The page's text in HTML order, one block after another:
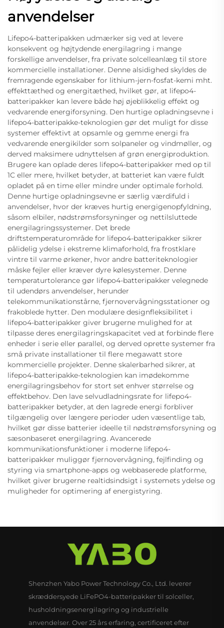
anvendelser
Lifepo4-batteripakken udmærker sig ved at levere
konsekvent og højtydende energilagring i mange
forskellige anvendelser, fra private solcelleanlæg til store
kommercielle installationer. Denne alsidighed skyldes de
fremragende egenskaber for lithium-jern-fosfat-kemi mht.
effekttæthed og energitæthed, hvilket gør, at lifepo4-
batteripakker kan levere både høj øjeblikkelig effekt og
vedvarende energiforsyning. Den hurtige opladningsevne i
lifepo4-batteripakke-teknologien gør det muligt for disse
systemer effektivt at opsamle og gemme energi fra
vedvarende energikilder som solpaneler og vindmøller, og
derved maksimere udnyttelsen af grøn energiproduktion.
Brugere kan oplade deres lifepo4-batteripakker med op til
1C eller mere, hvilket betyder, at batteriet kan være fuldt
opladet på en time eller mindre under optimale forhold.
Denne hurtige opladningsevne er særlig værdifuld i
anvendelser, hvor der kræves hurtig energigenopfyldning,
såsom elbiler, nødstrømsforsyninger og nettilsluttede
energilagringssystemer. Det brede
driftstemperaturområde for lifepo4-batteripakker sikrer
pålidelig ydelse i ekstreme klimaforhold, fra frostklare
vintre til varme ørkener, hvor andre batteriteknologier
måske fejler eller kræver dyre kølesystemer. Denne
temperaturtolerance gør lifepo4-batteripakker velegnede
til udendørs anvendelser, herunder
telekommunikationstårne, fjernovervågningsstationer og
frakoblede hytter. Den modulære designfleksibilitet i
lifepo4-batteripakker giver brugerne mulighed for at
tilpasse deres energilagringskapacitet ved at forbinde flere
enheder i serie eller parallel, og derved oprette systemer fra
små private installationer til flere megawatt store
kommercielle projekter. Denne skalerbarhed sikrer, at
lifepo4-batteripakke-teknologien kan imødekomme
energilagringsbehov for stort set enhver størrelse og
effektbehov. Den lave selvudladningsrate for lifepo4-
batteripakker betyder, at den lagrede energi forbliver
tilgængelig over længere perioder uden væsentlige tab,
hvilket gør disse batterier ideelle til nødstrømsforsyning og
sæsonbaseret energilagring. Avancerede
kommunikationsfunktioner i moderne lifepo4-
batteripakker muliggør fjernovervågning, fejlfinding og
styring via smartphone-apps og webbaserede platforme,
hvilket giver brugerne realtidsindsigt i systemets ydelse og
muligheder for optimering af energistyring.
Shenzhen Yabo Power Technology Co., Ltd. leverer
skræddersyede LiFePO4-batteripakker til solceller,
husholdningsenergilagring og industrielle
anvendelser. Over 25 års erfaring, certificeret efter